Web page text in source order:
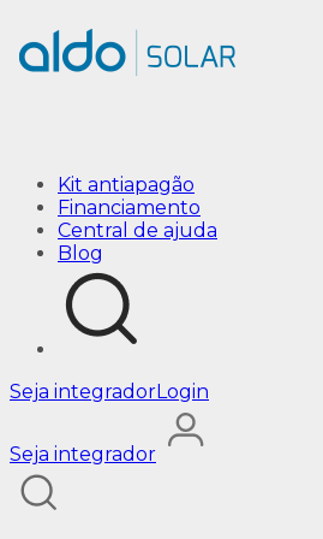
Kit antiapagão
Financiamento
Central de ajuda
Blog
Seja integradorLogin
Seja integrador